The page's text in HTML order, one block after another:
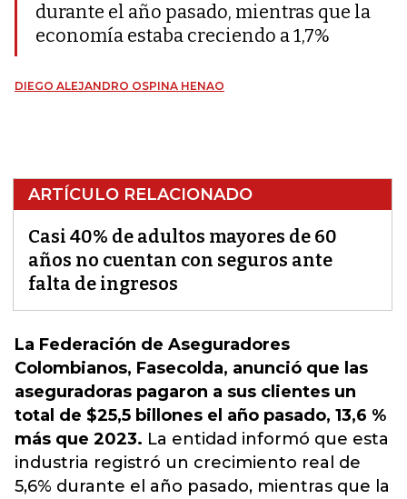
durante el año pasado, mientras que la
economía estaba creciendo a 1,7%
DIEGO ALEJANDRO OSPINA HENAO
ARTÍCULO RELACIONADO
Casi 40% de adultos mayores de 60
años no cuentan con seguros ante
falta de ingresos
La Federación de Aseguradores
Colombianos, Fasecolda, anunció que las
aseguradoras pagaron a sus clientes un
total de $25,5 billones el año pasado, 13,6 %
más que 2023. La entidad informó que esta
industria registró un crecimiento real de
5,6% durante el año pasado, mientras que la